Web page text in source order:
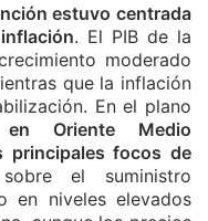
estuvo centrada
. El PIB de la
moderado
que la inflación
En el plano
Oriente Medio
principales focos de
el suministro
en niveles elevados